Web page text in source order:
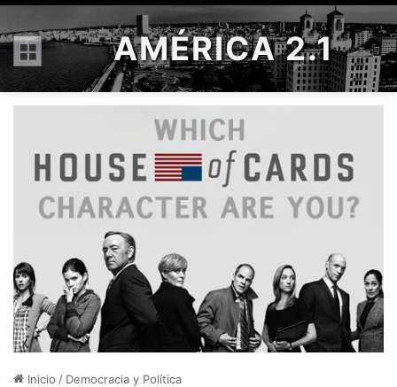
Menú AMÉRICA 2.1
Inicio / Democracia y Política